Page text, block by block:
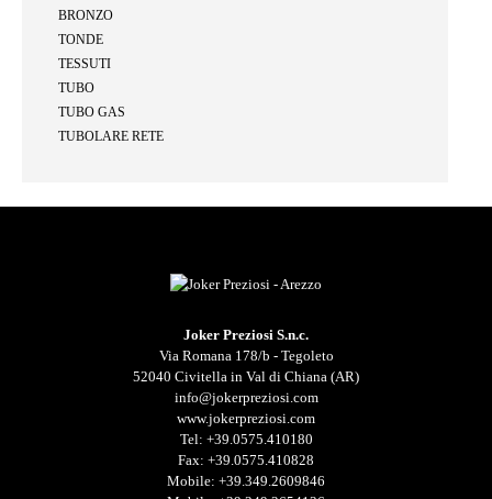
BRONZO
TONDE
TESSUTI
TUBO
TUBO GAS
TUBOLARE RETE
Joker Preziosi S.n.c.
Via Romana 178/b - Tegoleto
52040 Civitella in Val di Chiana (AR)
info@jokerpreziosi.com
www.jokerpreziosi.com
Tel: +39.0575.410180
Fax: +39.0575.410828
Mobile: +39.349.2609846